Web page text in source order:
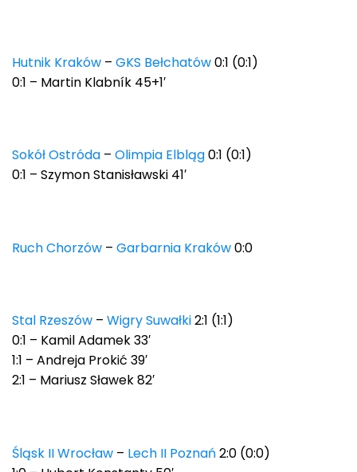
Hutnik Kraków – GKS Bełchatów0:1 (0:1)
0:1 – Martin Klabník 45+1′
Sokół Ostróda – Olimpia Elbląg0:1 (0:1)
0:1 – Szymon Stanisławski 41′
Ruch Chorzów – Garbarnia Kraków0:0
Stal Rzeszów – Wigry Suwałki2:1 (1:1)
0:1 – Kamil Adamek 33′
1:1 – Andreja Prokić 39′
2:1 – Mariusz Sławek 82′
Śląsk II Wrocław – Lech II Poznań2:0 (0:0)